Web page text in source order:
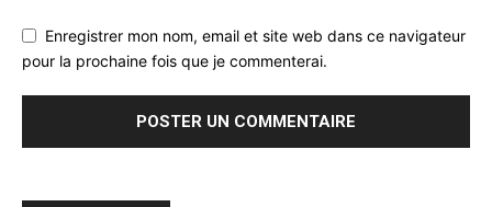
Enregistrer mon nom, email et site web dans ce navigateur
pour la prochaine fois que je commenterai.